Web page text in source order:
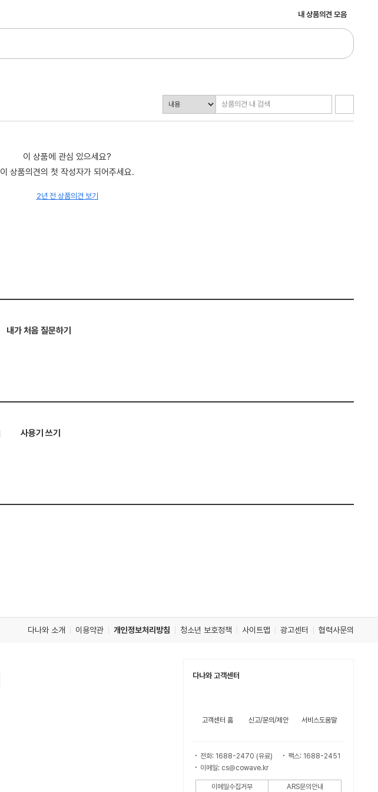
내 상품의견 모음
이 상품에 관심 있으세요?
이 상품의견의 첫 작성자가 되어주세요.
2년 전 상품의견 보기
내가 처음 질문하기
사용기 쓰기
다나와 소개 이용약관 개인정보처리방침 청소년 보호정책 사이트맵 광고센터 협력사문의
다나와 고객센터
고객센터 홈 신고/문의/제안 서비스도움말
전화: 1688-2470 (유료)
팩스: 1688-2451
이메일: cs@cowave.kr
이메일수집거부 ARS문의안내